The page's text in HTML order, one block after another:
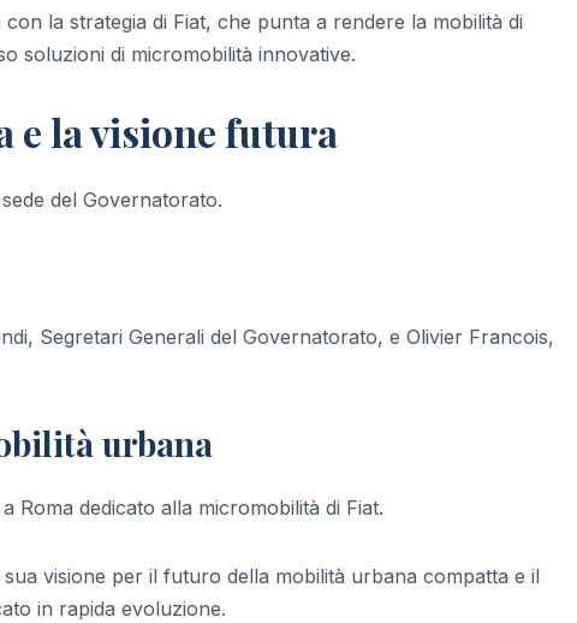
la strategia di Fiat, che punta a rendere la mobilità di
soluzioni di micromobilità innovative.
e la visione futura
del Governatorato.
Segretari Generali del Governatorato, e Olivier Francois,
urbana
Roma dedicato alla micromobilità di Fiat.
visione per il futuro della mobilità urbana compatta e il
in rapida evoluzione.